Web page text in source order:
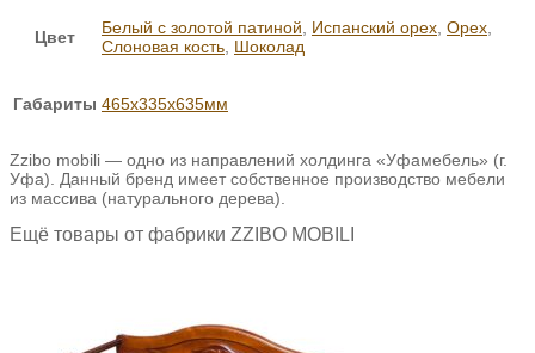
Цвет Белый с золотой патиной, Испанский орех, Орех,
Слоновая кость, Шоколад
Габариты 465х335х635мм
Zzibo mobili — одно из направлений холдинга «Уфамебель» (г.
Уфа). Данный бренд имеет собственное производство мебели
из массива (натурального дерева).
Ещё товары от фабрики ZZIBO MOBILI